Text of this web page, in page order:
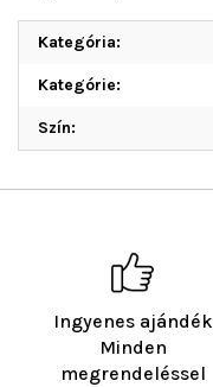
Ingyenes ajándék
Minden
megrendeléssel
Kategória:
Kategórie:
Szín: